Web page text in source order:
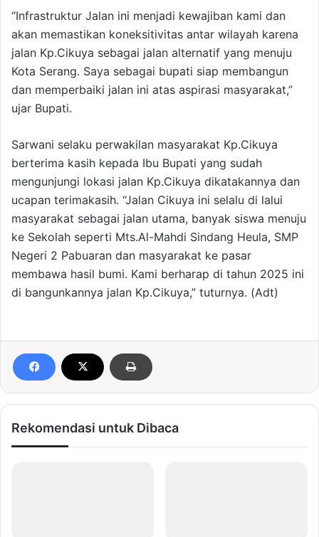
“Infrastruktur Jalan ini menjadi kewajiban kami dan
akan memastikan koneksitivitas antar wilayah karena
jalan Kp.Cikuya sebagai jalan alternatif yang menuju
Kota Serang. Saya sebagai bupati siap membangun
dan memperbaiki jalan ini atas aspirasi masyarakat,”
ujar Bupati.
Sarwani selaku perwakilan masyarakat Kp.Cikuya
berterima kasih kepada Ibu Bupati yang sudah
mengunjungi lokasi jalan Kp.Cikuya dikatakannya dan
ucapan terimakasih. “Jalan Cikuya ini selalu di lalui
masyarakat sebagai jalan utama, banyak siswa menuju
ke Sekolah seperti Mts.Al-Mahdi Sindang Heula, SMP
Negeri 2 Pabuaran dan masyarakat ke pasar
membawa hasil bumi. Kami berharap di tahun 2025 ini
di bangunkannya jalan Kp.Cikuya,” tuturnya. (Adt)
Rekomendasi untuk Dibaca